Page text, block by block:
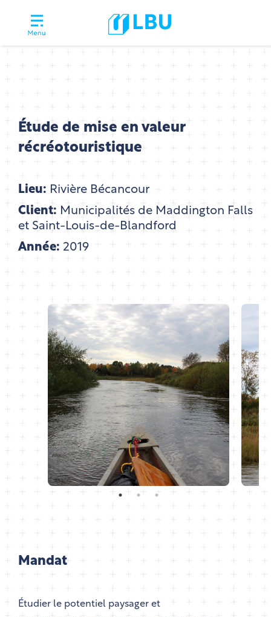
Étude de mise en valeur
récréotouristique
Lieu: Rivière Bécancour
Client: Municipalités de Maddington Falls
et Saint-Louis-de-Blandford
Année: 2019
Mandat
Étudier le potentiel paysager et